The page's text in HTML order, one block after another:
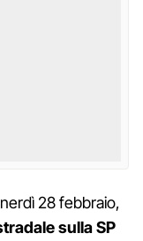
28 febbraio,
sulla SP